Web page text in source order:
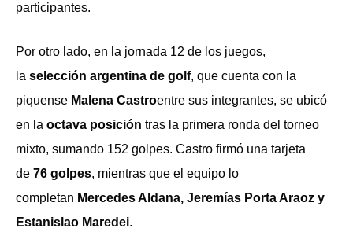
participantes.
Por otro lado, en la jornada 12 de los juegos,
la selección argentina de golf, que cuenta con la
piquense Malena Castroentre sus integrantes, se ubicó
en la octava posición tras la primera ronda del torneo
mixto, sumando 152 golpes. Castro firmó una tarjeta
de 76 golpes, mientras que el equipo lo
completan Mercedes Aldana, Jeremías Porta Araoz y
Estanislao Maredei.